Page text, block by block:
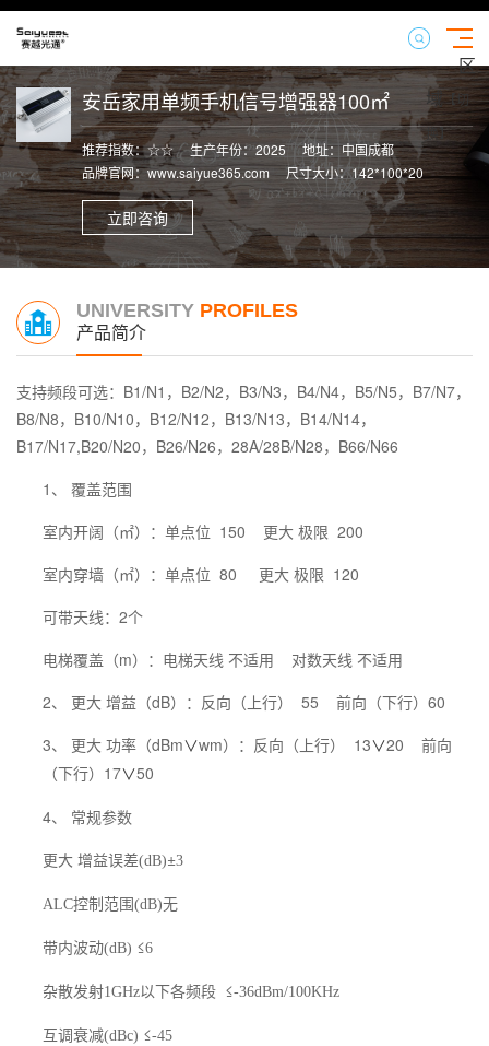
区
域【切
换】
安岳家用单频手机信号增强器100㎡
推荐指数：☆☆ 生产年份：2025
地址：中国成都
品牌官网：www.saiyue365.com
尺寸大小：142*100*20
立即咨询
UNIVERSITY PROFILES
产品简介
支持频段可选： B1/N1，B2/N2，B3/N3，B4/N4，B5/N5，B7/N7，
B8/N8，B10/N10，B12/N12，B13/N13，B14/N14，
B17/N17,B20/N20，B26/N26，28A/28B/N28，B66/N66
1、 覆盖范围
室内开阔（㎡）：单点位 150 更大 极限 200
室内穿墙（㎡）：单点位 80 更大 极限 120
可带天线：2个
电梯覆盖（m）：电梯天线 不适用 对数天线 不适用
2、 更大 增益（dB）：反向（上行） 55 前向（下行）60
3、 更大 功率（dBm∨wm）：反向（上行） 13∨20 前向
（下行）17∨50
4、 常规参数
更大 增益误差(dB)±3
ALC控制范围(dB)无
带内波动(dB) ≤6
杂散发射1GHz以下各频段 ≤-36dBm/100KHz
互调衰减(dBc) ≤-45